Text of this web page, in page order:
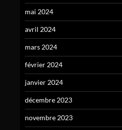
mai 2024
avril 2024
mars 2024
février 2024
janvier 2024
décembre 2023
novembre 2023